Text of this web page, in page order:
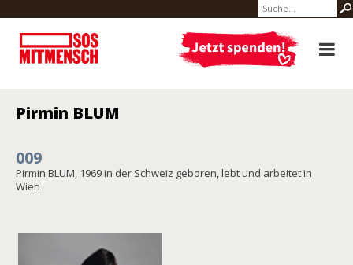
Pirmin BLUM
009
Pirmin BLUM, 1969 in der Schweiz geboren, lebt und arbeitet in
Wien